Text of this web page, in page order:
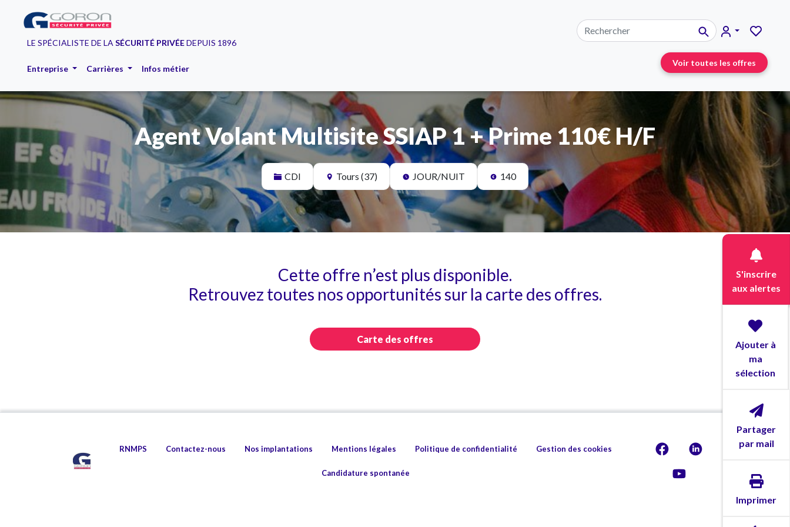
LE SPÉCIALISTE DE LA SÉCURITÉ PRIVÉEDEPUIS 1896
Entreprise Carrières Infos métier
Voir toutes les offres
S'inscrire
aux alertes
Ajouter à
ma
sélection
Partager
par mail
Imprimer
Agent Volant Multisite SSIAP 1 + Prime 110€ H/F
CDI Tours (37) JOUR/NUIT 140
Cette offre n’est plus disponible.
Retrouvez toutes nos opportunités sur la carte des offres.
Carte des offres
RNMPS Contactez-nous Nos implantations Mentions légales Politique de confidentialité Gestion des cookies
Candidature spontanée